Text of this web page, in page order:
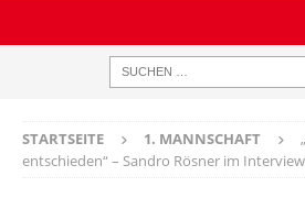
STARTSEITE 1. MANNSCHAFT
entschieden“ – Sandro Rösner im Interview